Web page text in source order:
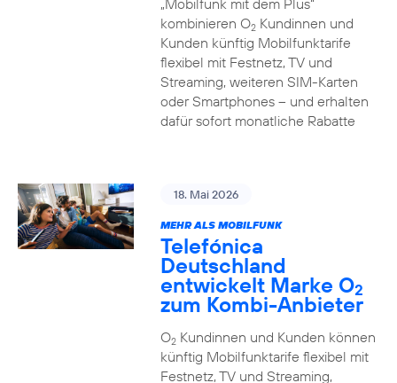
„Mobilfunk mit dem Plus“
kombinieren O2Kundinnen und
Kunden künftig Mobilfunktarife
flexibel mit Festnetz, TV und
Streaming, weiteren SIM-Karten
oder Smartphones – und erhalten
dafür sofort monatliche Rabatte
18. Mai 2026
MEHR ALS MOBILFUNK
Telefónica
Deutschland
entwickelt Marke O2
zum Kombi-Anbieter
O2Kundinnen und Kunden können
künftig Mobilfunktarife flexibel mit
Festnetz, TV und Streaming,